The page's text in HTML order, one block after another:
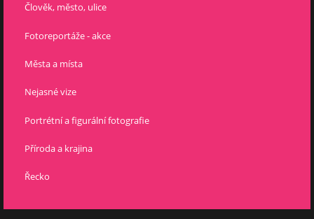
Člověk, město, ulice
Fotoreportáže - akce
Města a místa
Nejasné vize
Portrétní a figurální fotografie
Příroda a krajina
Řecko